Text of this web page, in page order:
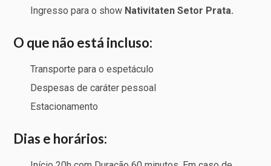
Ingresso para o show Nativitaten Setor Prata.
O que não está incluso:
Transporte para o espetáculo
Despesas de caráter pessoal
Estacionamento
Dias e horários: